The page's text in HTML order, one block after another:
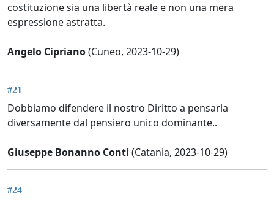
costituzione sia una libertà reale e non una mera
espressione astratta.
Angelo Cipriano(Cuneo, 2023-10-29)
#21
Dobbiamo difendere il nostro Diritto a pensarla
diversamente dal pensiero unico dominante..
Giuseppe Bonanno Conti (Catania, 2023-10-29)
#24